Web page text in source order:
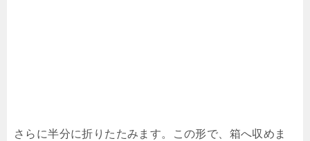
さらに半分に折りたたみます。この形で、箱へ収めま